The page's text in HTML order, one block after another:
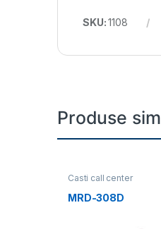
SKU:1108
Produse
Casti call center
MRD-308D